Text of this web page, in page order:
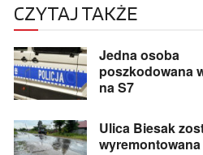
CZYTAJ TAKŻE
Jedna osoba
poszkodowana
na S7
Ulica Biesak
wyremontowana